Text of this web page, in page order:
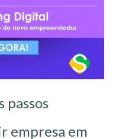
passos
empresa em